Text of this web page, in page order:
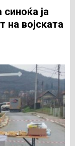
ја
на војската